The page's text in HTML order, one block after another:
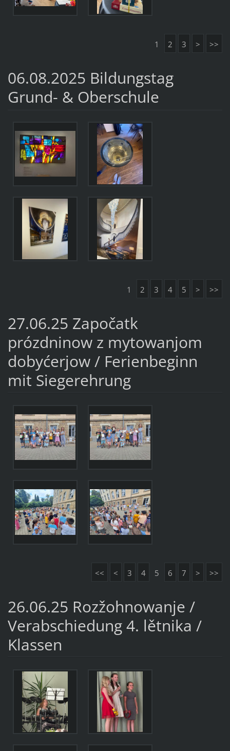
1 2 3 > >>
06.08.2025 Bildungstag
Grund- & Oberschule
1 2 3 4 5 > >>
27.06.25 Započatk
prózdninow z mytowanjom
dobyćerjow / Ferienbeginn
mit Siegerehrung
<< < 3 4 5 6 7 > >>
26.06.25 Rozžohnowanje /
Verabschiedung 4. lětnika /
Klassen